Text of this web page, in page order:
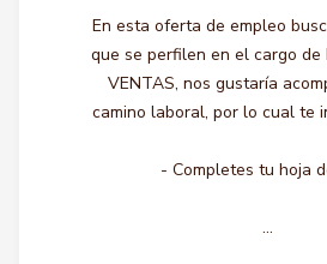
En esta oferta de empleo
que se perfilen en el cargo de
VENTAS, nos gustaría
camino laboral, por lo cual te
- Completes tu hoja
...